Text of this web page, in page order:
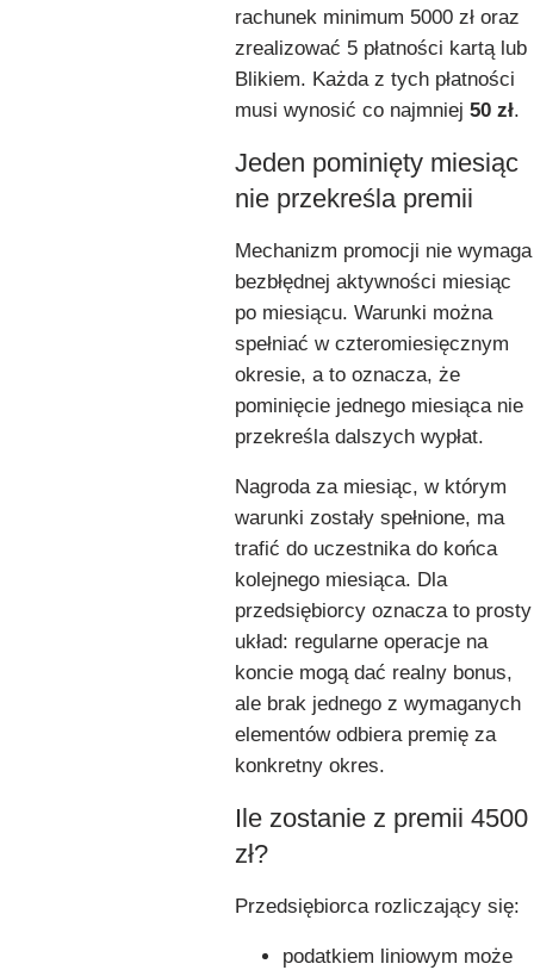
rachunek minimum 5000 zł oraz
zrealizować 5 płatności kartą lub
Blikiem. Każda z tych płatności
musi wynosić co najmniej 50 zł.
Jeden pominięty miesiąc
nie przekreśla premii
Mechanizm promocji nie wymaga
bezbłędnej aktywności miesiąc
po miesiącu. Warunki można
spełniać w czteromiesięcznym
okresie, a to oznacza, że
pominięcie jednego miesiąca nie
przekreśla dalszych wypłat.
Nagroda za miesiąc, w którym
warunki zostały spełnione, ma
trafić do uczestnika do końca
kolejnego miesiąca. Dla
przedsiębiorcy oznacza to prosty
układ: regularne operacje na
koncie mogą dać realny bonus,
ale brak jednego z wymaganych
elementów odbiera premię za
konkretny okres.
Ile zostanie z premii 4500
zł?
Przedsiębiorca rozliczający się:
podatkiem liniowym może